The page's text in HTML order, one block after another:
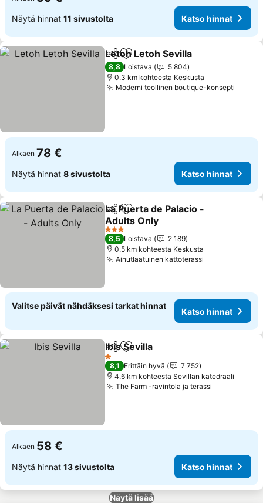
Näytä hinnat 11 sivustolta Katso hinnat
Jaa Lisää suosikkeihin
Letoh Letoh Sevilla
8,8 Loistava
5 804
0.3 km kohteesta Keskusta
Moderni teollinen boutique-konsepti
Alkaen 78 €
Näytä hinnat 8 sivustolta Katso hinnat
Jaa Lisää suosikkeihin
La Puerta de Palacio -
Adults Only
Katso hinnat
3 Tähtiluokitus
8,5 Loistava
2 189
0.5 km kohteesta Keskusta
Ainutlaatuinen kattoterassi
Valitse päivät nähdäksesi tarkat hinnat
Katso hinnat
Jaa Lisää suosikkeihin
Ibis Sevilla
1 Tähtiluokitus
8,1 Erittäin hyvä
7 752
4.6 km kohteesta Sevillan katedraali
The Farm -ravintola ja terassi
Alkaen 58 €
Näytä hinnat 13 sivustolta Katso hinnat
Näytä lisää